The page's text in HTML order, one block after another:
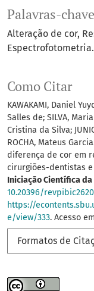
Palavras-chave
Alteração de cor
Espectrofotometria.
Como Citar
KAWAKAMI, Daniel
Salles de; SILVA,
Cristina da Silva;
ROCHA, Mateus
diferença de cor em
cirurgiões-dentistas
Iniciação Científica da
10.20396/
https://
e/view/333. Acesso
Formatos de